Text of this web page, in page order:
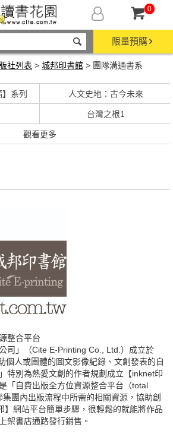
0
限量預購
社列表 > 城邦印書館 > 團隊溝通書系
系列 人文史地：古今未來
台灣之根1
觀看更多
整合平台
司」（Cite E-Printing Co., Ltd.）成立於
個人或團體的圖文影像紀錄、文創發表的自
特別為熱愛文創的作者規劃成立【inknet印
「自費出版全方位資源整合平台（total
團內出版流程中所需的相關資源，協助創
】網站平台簡單步驟，很輕鬆的就能將作品
架書店通路發行銷售。